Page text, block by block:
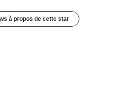
à propos de cette star